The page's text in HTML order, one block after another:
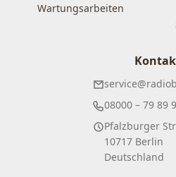
Wartungsarbeiten
08000 – 79 89
Pfalzburger
10717 Berlin
Deutschland